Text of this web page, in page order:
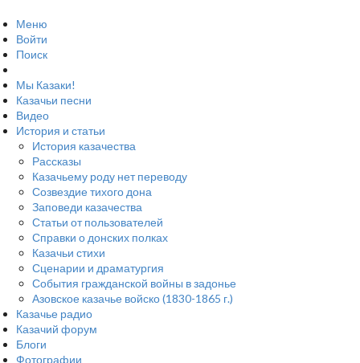
Меню
Войти
Поиск
Мы Казаки!
Казачьи песни
Видео
История и статьи
История казачества
Рассказы
Казачьему роду нет переводу
Созвездие тихого дона
Заповеди казачества
Статьи от пользователей
Справки о донских полках
Казачьи стихи
Сценарии и драматургия
События гражданской войны в задонье
Азовское казачье войско (1830-1865 г.)
Казачье радио
Казачий форум
Блоги
Фотографии